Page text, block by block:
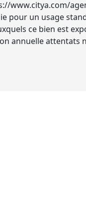
www.citya.com/
pour un usage
ce bien est
annuelle attentats